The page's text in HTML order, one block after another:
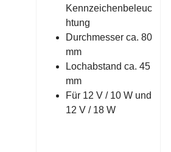
Kennzeichenbeleuc
htung
Durchmesser ca. 80
mm
Lochabstand ca. 45
mm
Für 12 V / 10 W und
12 V / 18 W